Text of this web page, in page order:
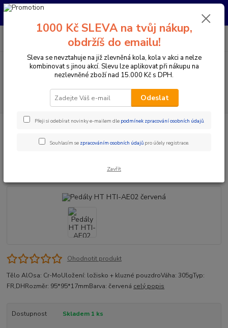
Pro nachystání kola / doplňků na prodejně si prosím zavolejte dopředu.
Menu
CZK
PO-PÁ 10:00-17:00 | SO: 9:00-12:00
Komponenty na kolo Pedály MTB / Enduro / Trail
Pedály
Ohodnotit produkt
Tělo AlOsa: Cr-MoUložení: ložisko + kluzné pouzdroVáha: 305gTyp:
FR,DHRozměr: 95*95*17mmBarva: červená celý popis
Dostupnost Skladem 1 ks
1000 Kč SLEVA na tvůj nákup,
obdržíš do emailu!
Sleva se nevztahuje na již zlevněná kola, kola v akci a nelze
kombinovat s jinou akcí. Slevu lze aplikovat při nákupu na
nezlevněné zboží nad 15.000 Kč s DPH.
Odeslat
Přeji si odebírat novinky e-mailem dle podmínek zpracování osobních údajů.
Souhlasím se zpracováním osobních údajů pro účely registrace.
Zavřít